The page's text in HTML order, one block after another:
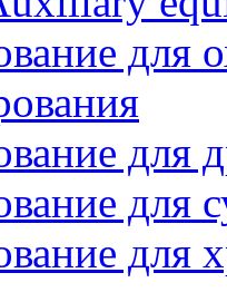
для
для
для
для